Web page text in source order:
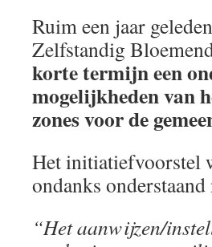
Ruim een jaar
Zelfstandig
korte termijn een
mogelijkheden van
zones voor de
Het initiatiefvoorstel
ondanks
“Het aanwijzen/